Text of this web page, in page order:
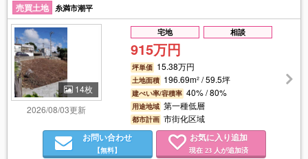
売買土地
糸満市潮平
14枚
2026/08/03更新
宅地 相談
915万円
坪単価 15.38万円
土地面積 196.69m² / 59.5坪
建ぺい率/容積率 40% / 80%
用途地域 第一種低層
都市計画 市街化区域
お問い合わせ
【無料】
お気に入り追加
現在 23人が追加済